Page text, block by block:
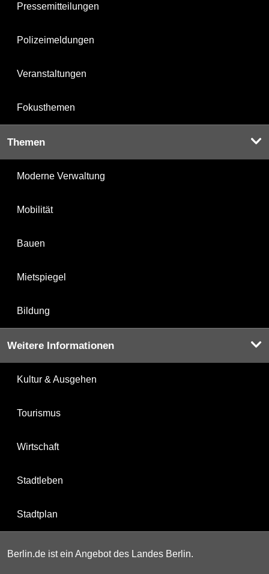
Pressemitteilungen
Polizeimeldungen
Veranstaltungen
Fokusthemen
Themen
Moderne Verwaltung
Mobilität
Bauen
Mietspiegel
Bildung
Weitere Informationen
Kultur & Ausgehen
Tourismus
Wirtschaft
Stadtleben
Stadtplan
Berlin.de ist ein Angebot des Landes Berlin.